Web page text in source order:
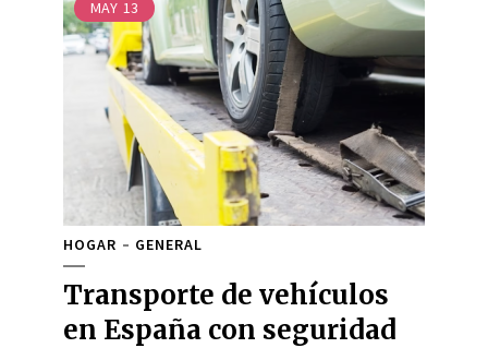
MAY 13
HOGAR GENERAL
Transporte de vehículos
en España con seguridad